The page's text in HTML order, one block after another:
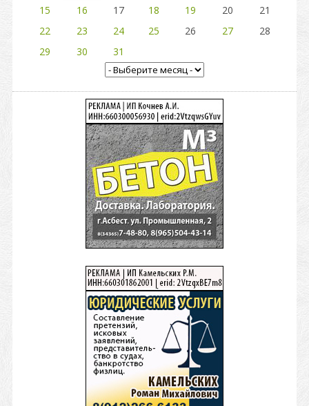
15
16 17 18 19 20
21
22
23 24 25 26 27
28
29
30 31